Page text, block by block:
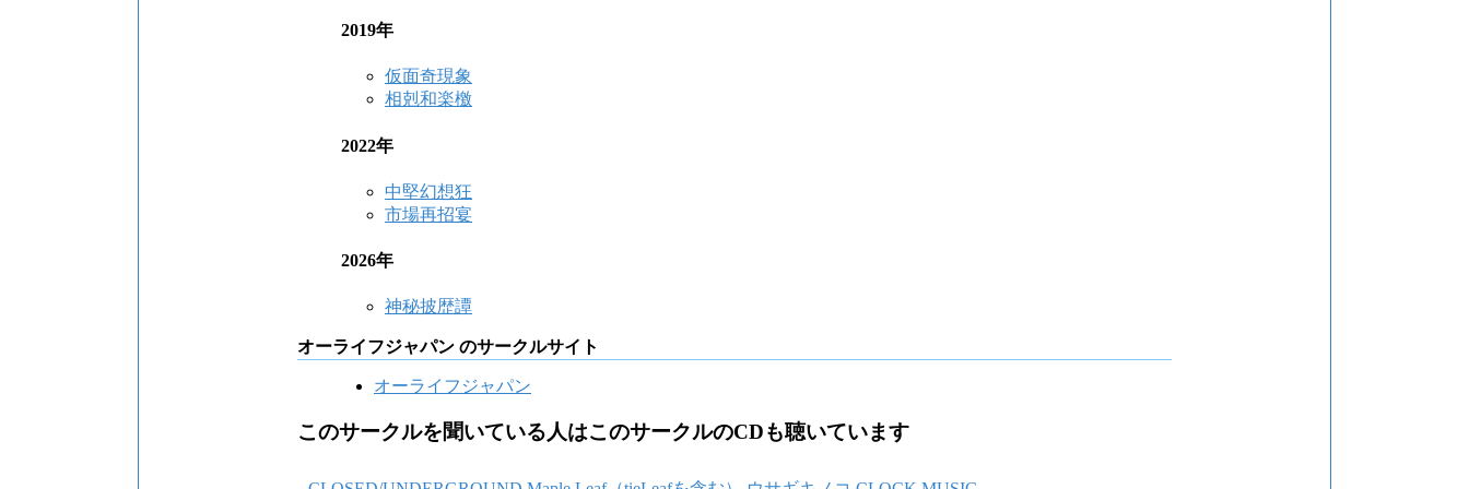
2019年
仮面奇現象
相剋和楽檄
2022年
中堅幻想狂
市場再招宴
2026年
神秘披歴譚
オーライフジャパン のサークルサイト
オーライフジャパン
このサークルを聞いている人はこのサークルのCDも聴いています